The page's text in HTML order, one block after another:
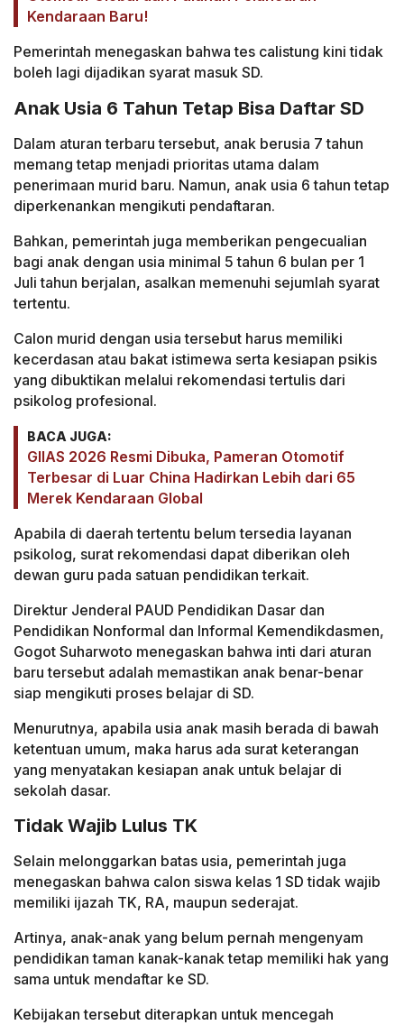
Kendaraan Baru!
Pemerintah menegaskan bahwa tes calistung kini tidak
boleh lagi dijadikan syarat masuk SD.
Anak Usia 6 Tahun Tetap Bisa Daftar SD
Dalam aturan terbaru tersebut, anak berusia 7 tahun
memang tetap menjadi prioritas utama dalam
penerimaan murid baru. Namun, anak usia 6 tahun tetap
diperkenankan mengikuti pendaftaran.
Bahkan, pemerintah juga memberikan pengecualian
bagi anak dengan usia minimal 5 tahun 6 bulan per 1
Juli tahun berjalan, asalkan memenuhi sejumlah syarat
tertentu.
Calon murid dengan usia tersebut harus memiliki
kecerdasan atau bakat istimewa serta kesiapan psikis
yang dibuktikan melalui rekomendasi tertulis dari
psikolog profesional.
BACA JUGA:
GIIAS 2026 Resmi Dibuka, Pameran Otomotif
Terbesar di Luar China Hadirkan Lebih dari 65
Merek Kendaraan Global
Apabila di daerah tertentu belum tersedia layanan
psikolog, surat rekomendasi dapat diberikan oleh
dewan guru pada satuan pendidikan terkait.
Direktur Jenderal PAUD Pendidikan Dasar dan
Pendidikan Nonformal dan Informal Kemendikdasmen,
Gogot Suharwoto menegaskan bahwa inti dari aturan
baru tersebut adalah memastikan anak benar-benar
siap mengikuti proses belajar di SD.
Menurutnya, apabila usia anak masih berada di bawah
ketentuan umum, maka harus ada surat keterangan
yang menyatakan kesiapan anak untuk belajar di
sekolah dasar.
Tidak Wajib Lulus TK
Selain melonggarkan batas usia, pemerintah juga
menegaskan bahwa calon siswa kelas 1 SD tidak wajib
memiliki ijazah TK, RA, maupun sederajat.
Artinya, anak-anak yang belum pernah mengenyam
pendidikan taman kanak-kanak tetap memiliki hak yang
sama untuk mendaftar ke SD.
Kebijakan tersebut diterapkan untuk mencegah